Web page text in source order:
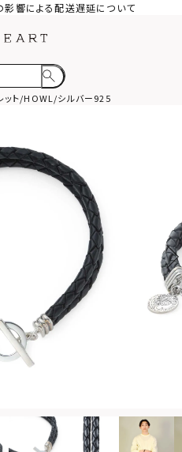
影響による配送遅延について
ット/HOWL/シルバー925